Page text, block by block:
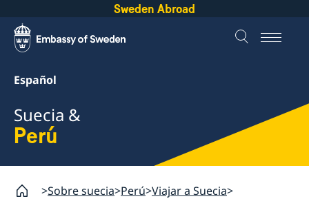
Sweden Abroad
Español
Suecia &
Perú
Sobre suecia Perú Viajar a Suecia